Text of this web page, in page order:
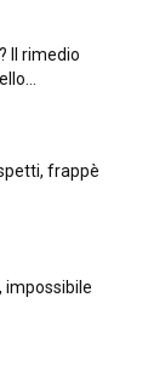
Il rimedio
frappè
impossibile